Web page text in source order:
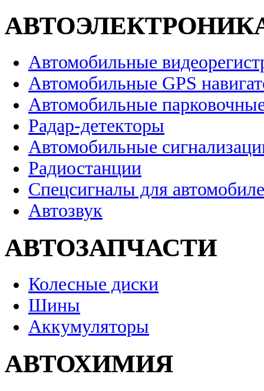
Автомобильные
Автомобильные GPS
Автомобильные
Радар-детекторы
Автомобильные
Радиостанции
Спецсигналы для
Автозвук
АВТОЗАПЧАСТИ
Колесные диски
Шины
Аккумуляторы
АВТОХИМИЯ